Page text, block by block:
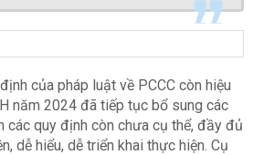
của pháp luật về PCCC còn hiệu
năm 2024 đã tiếp tục bổ sung các
các quy định còn chưa cụ thể, đầy đủ
dễ hiểu, dễ triển khai thực hiện. Cụ